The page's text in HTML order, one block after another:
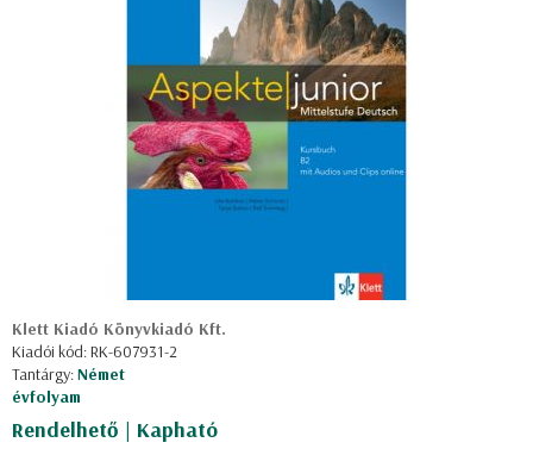
Klett Kiadó Könyvkiadó Kft.
Kiadói kód: RK-607931-2
Tantárgy:Német
évfolyam
Rendelhető | Kapható